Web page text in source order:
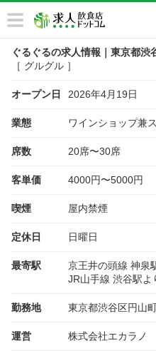
ぐるぐるの求人情報｜東京都渋
［ グルグル ］
オープン日 2026年4月19日
業態 ワインショップ兼
席数 20席〜30席
客単価 4000円〜5000円
喫煙 屋内禁煙
定休日 日曜日
最寄駅
京王井の頭線 神泉
JR山手線 渋谷駅よ
勤務地 東京都渋谷区円山
運営 株式会社エカラノ